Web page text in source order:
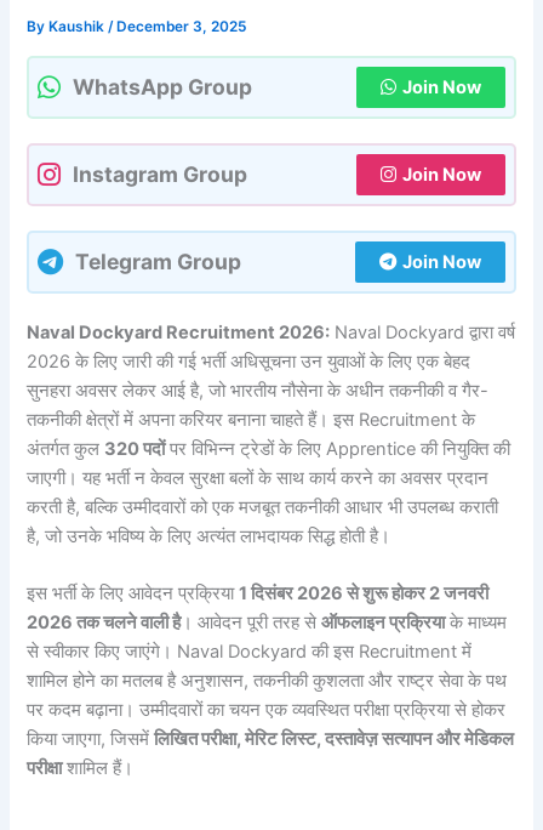
By Kaushik/ December 3, 2025
WhatsApp Group Join Now
Instagram Group Join Now
Telegram Group Join Now
Naval Dockyard Recruitment 2026: Naval Dockyard द्वारा वर्ष
2026 के लिए जारी की गई भर्ती अधिसूचना उन युवाओं के लिए एक बेहद
सुनहरा अवसर लेकर आई है, जो भारतीय नौसेना के अधीन तकनीकी व गैर-
तकनीकी क्षेत्रों में अपना करियर बनाना चाहते हैं। इस Recruitment के
अंतर्गत कुल 320 पदोंपर विभिन्न ट्रेडों के लिए Apprentice की नियुक्ति की
जाएगी। यह भर्ती न केवल सुरक्षा बलों के साथ कार्य करने का अवसर प्रदान
करती है, बल्कि उम्मीदवारों को एक मजबूत तकनीकी आधार भी उपलब्ध कराती
है, जो उनके भविष्य के लिए अत्यंत लाभदायक सिद्ध होती है।
इस भर्ती के लिए आवेदन प्रक्रिया1 दिसंबर 2026 से शुरू होकर 2 जनवरी
2026 तक चलने वाली है। आवेदन पूरी तरह सेऑफलाइन प्रक्रियाके माध्यम
से स्वीकार किए जाएंगे। Naval Dockyard की इस Recruitment में
शामिल होने का मतलब है अनुशासन, तकनीकी कुशलता और राष्ट्र सेवा के पथ
पर कदम बढ़ाना। उम्मीदवारों का चयन एक व्यवस्थित परीक्षा प्रक्रिया से होकर
किया जाएगा, जिसमेंलिखित परीक्षा, मेरिट लिस्ट, दस्तावेज़ सत्यापन और मेडिकल
परीक्षाशामिल हैं।